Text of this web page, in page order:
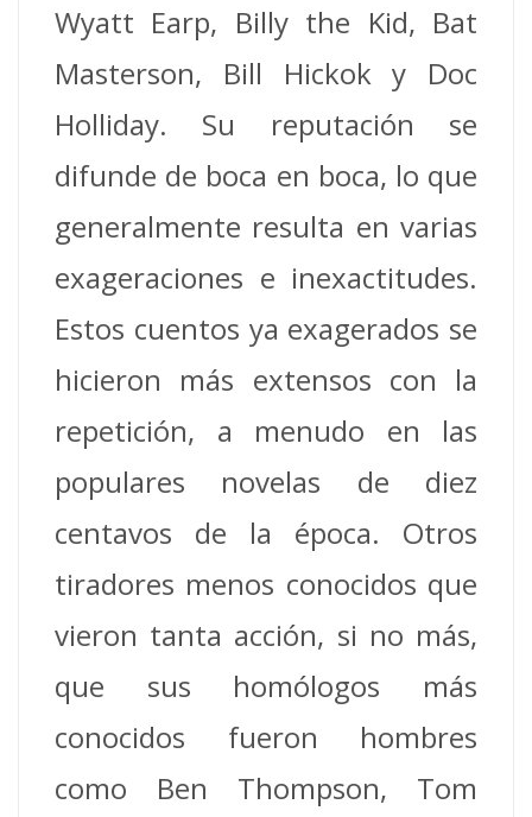
Wyatt Earp, Billy the Kid, Bat
Masterson, Bill Hickok y Doc
Holliday. Su reputación se
difunde de boca en boca, lo que
generalmente resulta en varias
exageraciones e inexactitudes.
Estos cuentos ya exagerados se
hicieron más extensos con la
repetición, a menudo en las
populares novelas de diez
centavos de la época. Otros
tiradores menos conocidos que
vieron tanta acción, si no más,
que sus homólogos más
conocidos fueron hombres
como Ben Thompson, Tom